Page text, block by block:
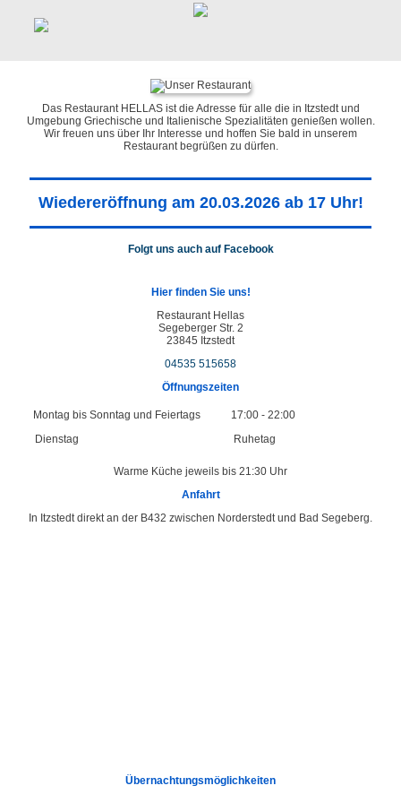
Das Restaurant HELLAS ist die Adresse für alle die in Itzstedt und
Umgebung Griechische und Italienische Spezialitäten genießen wollen.
Wir freuen uns über Ihr Interesse und hoffen Sie bald in unserem
Restaurant begrüßen zu dürfen.
Wiedereröffnung am 20.03.2026 ab 17 Uhr!
Folgt uns auch auf Facebook
Hier finden Sie uns!
Restaurant Hellas
Segeberger Str. 2
23845 Itzstedt
04535 515658
Öffnungszeiten
Montag bis Sonntag und Feiertags
17:00 - 22:00
Dienstag
Ruhetag
Warme Küche jeweils bis 21:30 Uhr
Anfahrt
In Itzstedt direkt an der B432 zwischen Norderstedt und Bad Segeberg.
Übernachtungsmöglichkeiten